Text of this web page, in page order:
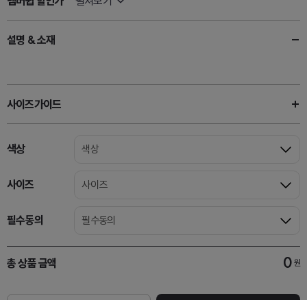
설명 & 소재
사이즈가이드
색상 색상
사이즈 사이즈
필수동의 필수동의
총 상품 금액 0 원